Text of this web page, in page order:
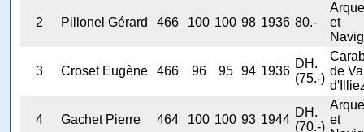
2 Pillonel Gérard 466 100 100 98 1936 80.-
et
3 Croset Eugène 466 96 95 94 1936
DH.
(75.-)
de
4 Gachet Pierre 464 100 100 93 1944
DH.
(70.-)
et